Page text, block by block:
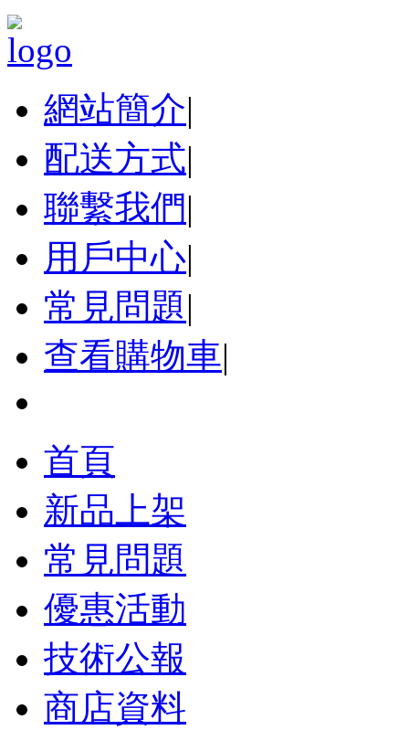
網站簡介|
配送方式|
聯繫我們|
用戶中心|
常見問題|
查看購物車|
首頁
新品上架
常見問題
優惠活動
技術公報
商店資料